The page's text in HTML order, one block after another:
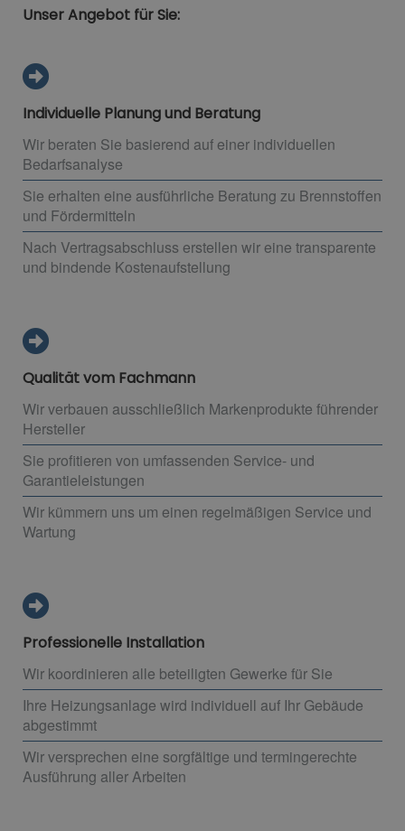
Unser Angebot für Sie:
Individuelle Planung und Beratung
Wir beraten Sie basierend auf einer individuellen
Bedarfsanalyse
Sie erhalten eine ausführliche Beratung zu Brennstoffen
und Fördermitteln
Nach Vertragsabschluss erstellen wir eine transparente
und bindende Kostenaufstellung
Qualität vom Fachmann
Wir verbauen ausschließlich Markenprodukte führender
Hersteller
Sie profitieren von umfassenden Service- und
Garantieleistungen
Wir kümmern uns um einen regelmäßigen Service und
Wartung
Professionelle Installation
Wir koordinieren alle beteiligten Gewerke für Sie
Ihre Heizungsanlage wird individuell auf Ihr Gebäude
abgestimmt
Wir versprechen eine sorgfältige und termingerechte
Ausführung aller Arbeiten